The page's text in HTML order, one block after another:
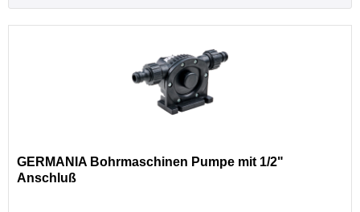
GERMANIA Bohrmaschinen Pumpe mit 1/2"
Anschluß